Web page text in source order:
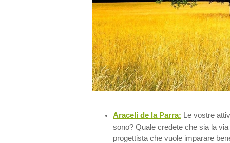
Araceli de la Parra:
Le vostre
sono? Quale credete che sia la
progettista che vuole imparare